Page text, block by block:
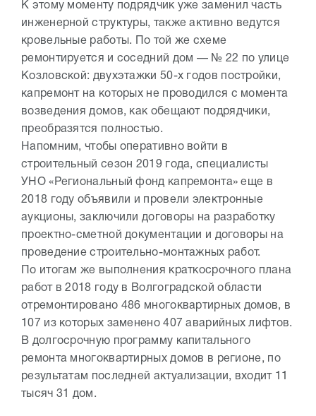
К этому моменту подрядчик уже заменил часть
инженерной структуры, также активно ведутся
кровельные работы. По той же схеме
ремонтируется и соседний дом — № 22 по улице
Козловской: двухэтажки 50-х годов постройки,
капремонт на которых не проводился с момента
возведения домов, как обещают подрядчики,
преобразятся полностью.
Напомним, чтобы оперативно войти в
строительный сезон 2019 года, специалисты
УНО «Региональный фонд капремонта» еще в
2018 году объявили и провели электронные
аукционы, заключили договоры на разработку
проектно-сметной документации и договоры на
проведение строительно-монтажных работ.
По итогам же выполнения краткосрочного плана
работ в 2018 году в Волгоградской области
отремонтировано 486 многоквартирных домов, в
107 из которых заменено 407 аварийных лифтов.
В долгосрочную программу капитального
ремонта многоквартирных домов в регионе, по
результатам последней актуализации, входит 11
тысяч 31 дом.